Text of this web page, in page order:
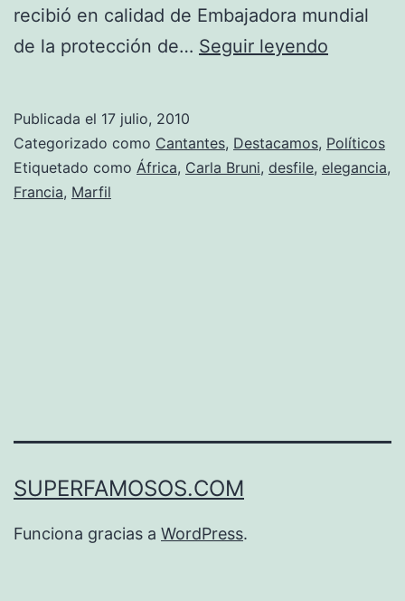
recibió en calidad de Embajadora mundial
de la protección de… Seguir leyendo
reunió
con
Publicada el 17 julio, 2010
Categorizado como Cantantes, Destacamos, Políticos
Etiquetado como África, Carla Bruni, desfile, elegancia,
Francia, Marfil
SUPERFAMOSOS.COM
Funciona gracias a WordPress.